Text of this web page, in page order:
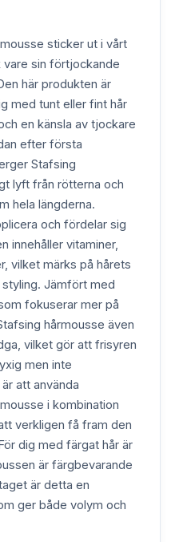
sticker ut i vårt
sin förtjockande
här produkten är
med tunt eller fint hår
en känsla av tjockare
efter första
Stafsing
lyft från rötterna och
hela längderna.
och fördelar sig
innehåller vitaminer,
vilket märks på hårets
Jämfört med
fokuserar mer på
hårmousse även
vilket gör att frisyren
men inte
att använda
i kombination
verkligen få fram den
dig med färgat hår är
är färgbevarande
är detta en
ger både volym och